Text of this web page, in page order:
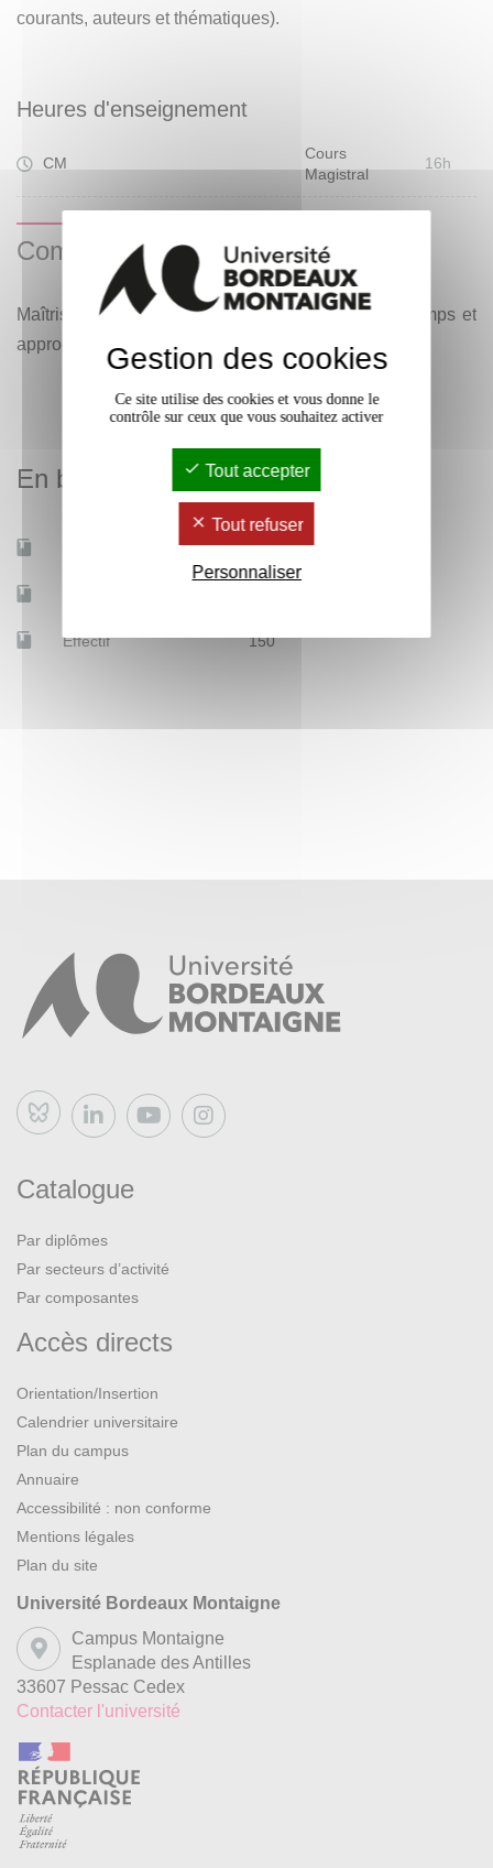
courants, auteurs et thématiques).
Heures d'enseignement
CM
Cours
Magistral
16h
Compétences visées
Maîtrise des notions-clés et appréhension des champs et
approches communicationnelles.
En bref
Mobilité d'études Oui
Effectif 150
Bluesky
Catalogue
Par diplômes
Par secteurs d’activité
Par composantes
Accès directs
Orientation/Insertion
Calendrier universitaire
Plan du campus
Annuaire
Accessibilité : non conforme
Mentions légales
Plan du site
Université Bordeaux Montaigne
Campus Montaigne
Esplanade des Antilles
33607 Pessac Cedex
Contacter l'université
Gestion des cookies
Ce site utilise des cookies et vous donne le
contrôle sur ceux que vous souhaitez activer
Tout accepter
Tout refuser
Personnaliser